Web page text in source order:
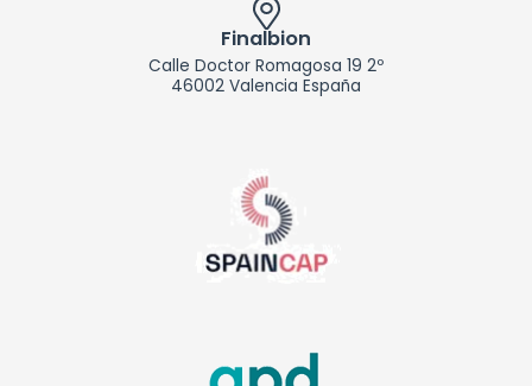
Finalbion
Calle Doctor Romagosa 19 2º
46002 Valencia España